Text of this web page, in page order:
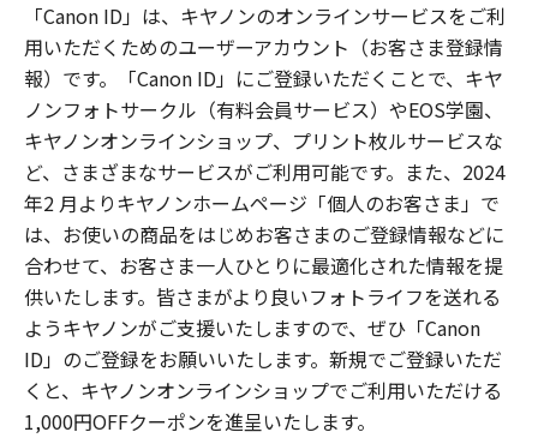
「Canon ID」は、キヤノンのオンラインサービスをご利
用いただくためのユーザーアカウント（お客さま登録情
報）です。「Canon ID」にご登録いただくことで、キヤ
ノンフォトサークル（有料会員サービス）やEOS学園、
キヤノンオンラインショップ、プリント枚ルサービスな
ど、さまざまなサービスがご利用可能です。また、2024
年2 月よりキヤノンホームページ「個人のお客さま」で
は、お使いの商品をはじめお客さまのご登録情報などに
合わせて、お客さま一人ひとりに最適化された情報を提
供いたします。皆さまがより良いフォトライフを送れる
ようキヤノンがご支援いたしますので、ぜひ「Canon
ID」のご登録をお願いいたします。新規でご登録いただ
くと、キヤノンオンラインショップでご利用いただける
1,000円OFFクーポンを進呈いたします。